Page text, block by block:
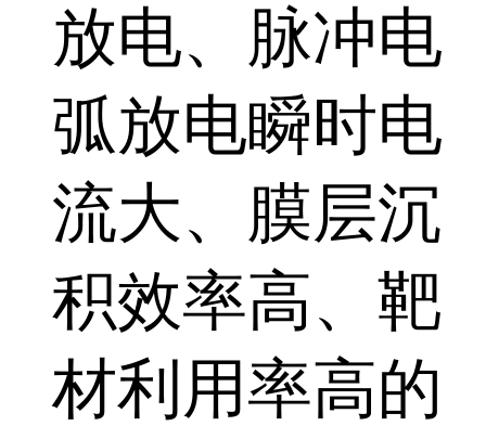
放电、脉冲电
弧放电瞬时电
流大、膜层沉
积效率高、靶
材利用率高的